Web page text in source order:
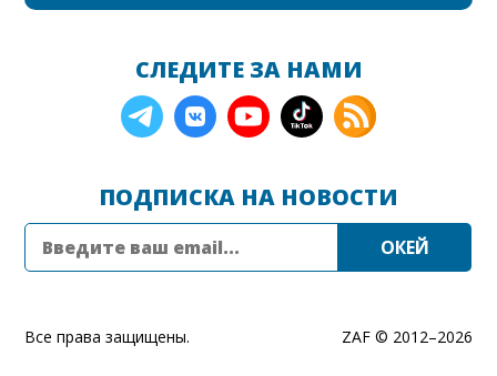
СЛЕДИТЕ ЗА НАМИ
ПОДПИСКА НА НОВОСТИ
ZAF © 2012–2026
Все права защищены.